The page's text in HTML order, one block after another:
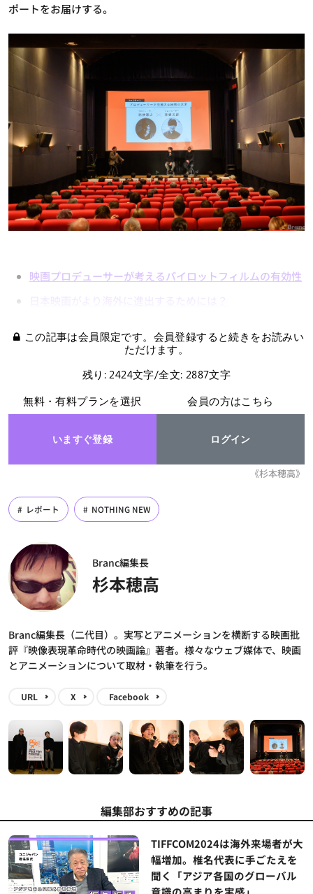
ポートをお届けする。
映画プロデューサーが考えるパイロットフィルムの有効性
日本映画がより海外に進出するためには？
この記事は会員限定です。会員登録すると続きをお読みい
ただけます。
残り: 2424文字/全文: 2887文字
無料・有料プランを選択
いますぐ登録
会員の方はこちら
ログイン
《杉本穂高》
レポート NOTHING NEW
Branc編集長
杉本穂高
Branc編集長（二代目）。実写とアニメーションを横断する映画批
評『映像表現革命時代の映画論』著者。様々なウェブ媒体で、映画
とアニメーションについて取材・執筆を行う。
URL X Facebook
編集部おすすめの記事
TIFFCOM2024は海外来場者が大
幅増加。椎名代表に手ごたえを
聞く「アジア各国のグローバル